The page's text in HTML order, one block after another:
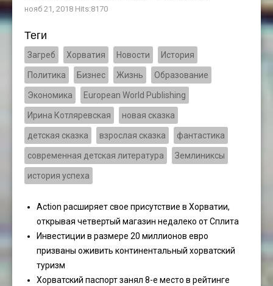
нояб 21, 2018 Hits:8170
Теги
Загреб Хорватия Новости История
Политика Бизнес Жизнь Образование
Экономика European World Publishing
Ирина Котляревская новая сказка
детская сказка взрослая сказка фантастика
современная детская литература Землиниксы
история успеха
Action расширяет свое присутствие в Хорватии,
открывая четвертый магазин недалеко от Сплита
Инвестиции в размере 20 миллионов евро
призваны оживить континентальный хорватский
туризм
Хорватский паспорт занял 8-е место в рейтинге